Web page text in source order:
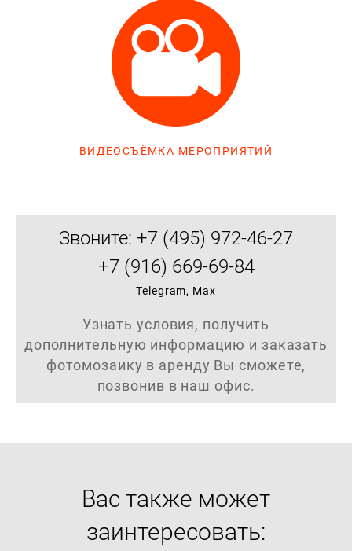
ВИДЕОСЪЁМКА МЕРОПРИЯТИЙ
Звоните: +7 (495) 972-46-27
+7 (916) 669-69-84
Telegram, Max
Узнать условия, получить
дополнительную информацию и заказать
фотомозаику в аренду Вы сможете,
позвонив в наш офис.
Вас также может
заинтересовать: